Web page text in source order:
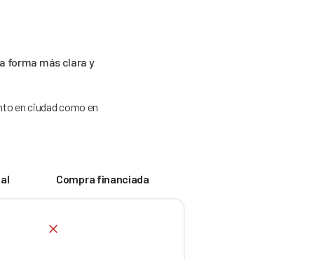
forma más clara y
en ciudad como en
Compra financiada